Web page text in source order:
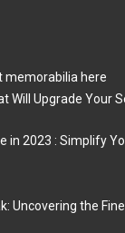
memorabilia here
Will Upgrade Your
in 2023 : Simplify
Uncovering the